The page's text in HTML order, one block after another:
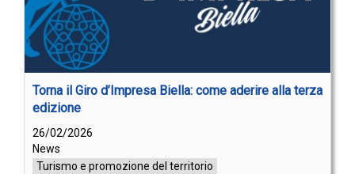
Torna il Giro d’Impresa Biella: come aderire alla terza
edizione
26/02/2026
News
Turismo e promozione del territorio